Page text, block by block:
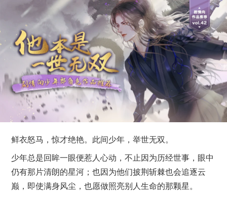
鲜衣怒马，惊才绝艳。 此间少年，举世无双。
少年总是回眸一眼便惹人心动，不止因为历经世事，眼中
仍有那片清朗的星河；也因为他们披荆斩棘也会追逐云
巅， 即使满身风尘，也愿做照亮别人生命的那颗星。